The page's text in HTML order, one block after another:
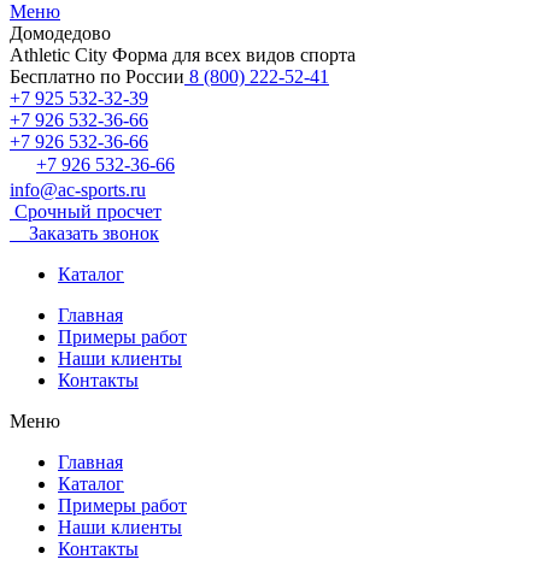
Меню
Домодедово
Athletic City Форма для всех видов спорта
Бесплатно по России 8 (800) 222-52-41
+7 925 532-32-39
+7 926 532-36-66
+7 926 532-36-66
+7 926 532-36-66
info@ac-sports.ru
Срочный просчет
Заказать звонок
Каталог
Главная
Примеры работ
Наши клиенты
Контакты
Меню
Главная
Каталог
Примеры работ
Наши клиенты
Контакты